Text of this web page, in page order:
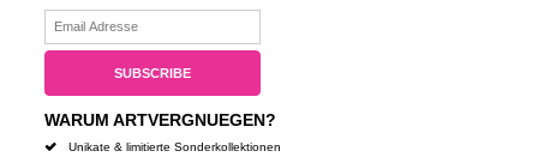
WARUM ARTVERGNUEGEN?
Unikate & limitierte Sonderkollektionen